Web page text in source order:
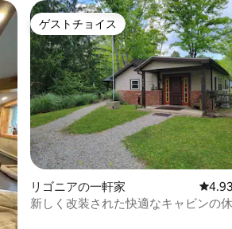
ゲストチョイス
ゲストチョイス
リゴニアの一軒家 レビ
新しく改装された快適なキャビンの